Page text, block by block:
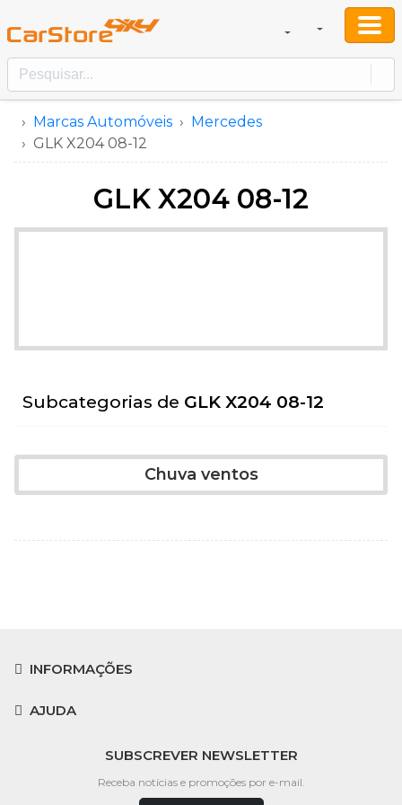
Marcas Automóveis
Mercedes
GLK X204 08-12
GLK X204 08-12
Subcategorias de GLK X204 08-12
Chuva ventos
INFORMAÇÕES
AJUDA
SUBSCREVER NEWSLETTER
Receba notícias e promoções por e-mail.